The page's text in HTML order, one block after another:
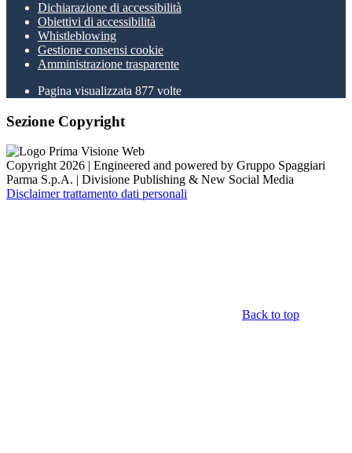
Dichiarazione di accessibilità
Obiettivi di accessibilità
Whistleblowing
Gestione consensi cookie
Amministrazione trasparente
Pagina visualizzata 877 volte
Sezione Copyright
Copyright 2026 | Engineered and powered by Gruppo Spaggiari
Parma S.p.A. | Divisione Publishing & New Social Media
Disclaimer trattamento dati personali
Back to top